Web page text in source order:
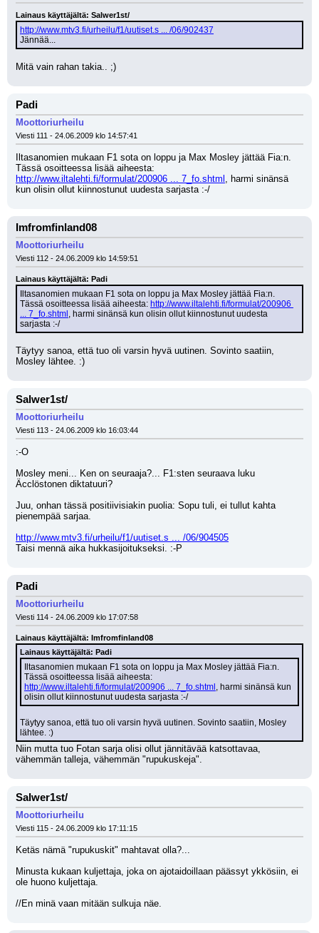
Lainaus käyttäjältä: Salwer1st/
http://www.mtv3.fi/urheilu/f1/uutiset.s ... /06/902437
Jännää...
Mitä vain rahan takia.. ;)
Padi
Moottoriurheilu
Viesti 111 - 24.06.2009 klo 14:57:41
Iltasanomien mukaan F1 sota on loppu ja Max Mosley jättää Fia:n.
http://www.iltalehti.fi/formulat/200906 ... 7_fo.shtml , harmi sinänsä
kun olisin ollut kiinnostunut uudesta sarjasta :-/
Imfromfinland08
Moottoriurheilu
Viesti 112 - 24.06.2009 klo 14:59:51
Lainaus käyttäjältä: Padi
Iltasanomien mukaan F1 sota on loppu ja Max Mosley jättää Fia:n.
Tässä osoitteessa lisää aiheesta: http://www.iltalehti.fi/formulat/200906
... 7_fo.shtml , harmi sinänsä kun olisin ollut kiinnostunut uudesta
sarjasta :-/
Täytyy sanoa, että tuo oli varsin hyvä uutinen. Sovinto saatiin,
Mosley lähtee. :)
Salwer1st/
Moottoriurheilu
Viesti 113 - 24.06.2009 klo 16:03:44
:-O
Mosley meni... Ken on seuraaja?... F1:sten seuraava luku
Äcclöstonen diktatuuri?
Juu, onhan tässä positiivisiakin puolia: Sopu tuli, ei tullut kahta
pienempää sarjaa.
http://www.mtv3.fi/urheilu/f1/uutiset.s ... /06/904505
Taisi mennä aika hukkasijoitukseksi. :-P
Padi
Moottoriurheilu
Viesti 114 - 24.06.2009 klo 17:07:58
Lainaus käyttäjältä: Imfromfinland08
Lainaus käyttäjältä: Padi
Iltasanomien mukaan F1 sota on loppu ja Max Mosley jättää Fia:n.
http://www.iltalehti.fi/formulat/200906 ... 7_fo.shtml , harmi sinänsä kun
olisin ollut kiinnostunut uudesta sarjasta :-/
Täytyy sanoa, että tuo oli varsin hyvä uutinen. Sovinto saatiin, Mosley
lähtee. :)
Niin mutta tuo Fotan sarja olisi ollut jännitävää katsottavaa,
vähemmän talleja, vähemmän "rupukuskeja".
Salwer1st/
Moottoriurheilu
Viesti 115 - 24.06.2009 klo 17:11:15
Ketäs nämä "rupukuskit" mahtavat olla?...
Minusta kukaan kuljettaja, joka on ajotaidoillaan päässyt ykkösiin, ei
ole huono kuljettaja.
//En minä vaan mitään sulkuja näe.